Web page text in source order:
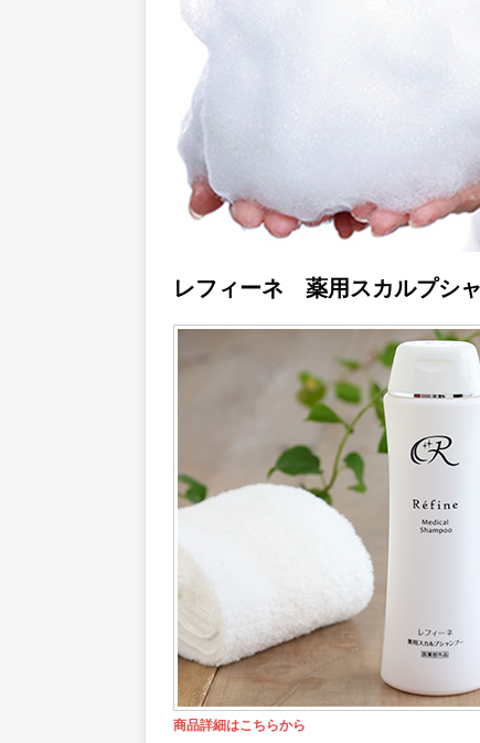
レフィーネ 薬用スカルプシ
商品詳細はこちらから